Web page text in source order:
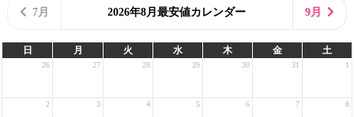
7月 2026年8月最安値カレンダー 9月
日 月 火 水 木 金 土
26 27 28 29 30 31 1
2 3 4 5 6 7 8